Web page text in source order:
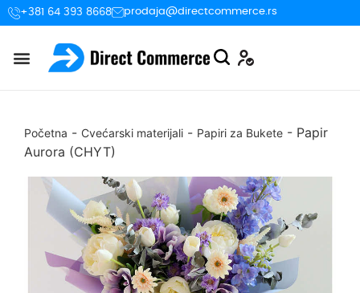
+381 64 393 8668 prodaja@directcommerce.rs
Početna - Cvećarski materijali - Papiri za Bukete - Papir
Aurora (CHYT)